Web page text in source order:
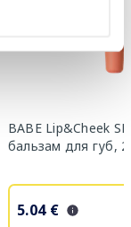
BABE Lip&Cheek
бальзам для губ,
5.04 €